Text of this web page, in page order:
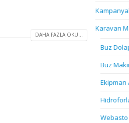
DAHA FAZLA OKU...
Karavan
Buz
Buz
Ekipman
Webasto